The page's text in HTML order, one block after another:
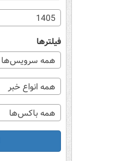
1405
فیلترها
همه سرویس‌ها
همه انواع خبر
همه باکس‌ها